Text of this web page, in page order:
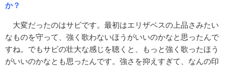
か？
大変だったのはサビです。最初はエリザベスの上品さみたい
なものを守って、強く歌わないほうがいいのかなと思ったんで
すね。でもサビの壮大な感じを聴くと、もっと強く歌ったほう
がいいのかなとも思ったんです。強さを抑えすぎて、なんの印